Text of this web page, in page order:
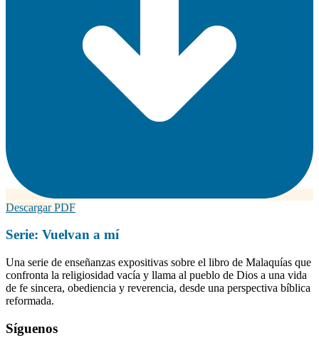
Descargar PDF
Serie: Vuelvan a mí
Una serie de enseñanzas expositivas sobre el libro de Malaquías que
confronta la religiosidad vacía y llama al pueblo de Dios a una vida
de fe sincera, obediencia y reverencia, desde una perspectiva bíblica
reformada.
Síguenos